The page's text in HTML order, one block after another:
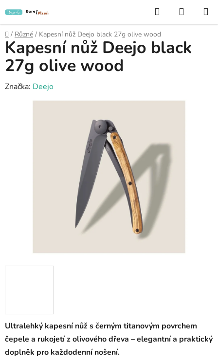
na
obsah
Hledat
KOŠÍK
Domů
/ Různé / Kapesní nůž Deejo black 27g olive wood
Ultralehký kapesní nůž s černým titanovým povrchem
čepele a rukojetí z olivového dřeva – elegantní a praktický
doplněk pro každodenní nošení.
Kapesní nůž Deejo black
27g olive wood
Značka: Deejo